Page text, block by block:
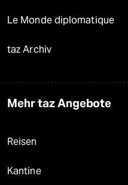
Le Monde diplomatique
taz Archiv
Mehr taz Angebote
Reisen
Kantine